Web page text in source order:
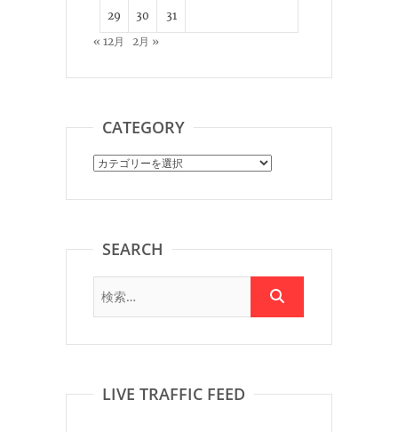
29 30
31
« 12月
2月 »
CATEGORY
Category
SEARCH
LIVE TRAFFIC FEED